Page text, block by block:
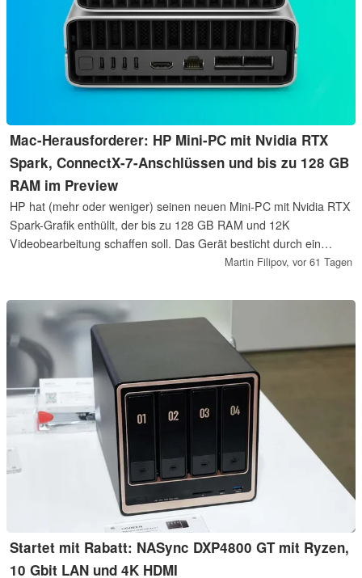
Mac-Herausforderer: HP Mini-PC mit Nvidia RTX
Spark, ConnectX-7-Anschlüssen und bis zu 128 GB
RAM im Preview
HP hat (mehr oder weniger) seinen neuen Mini-PC mit Nvidia RTX
Spark-Grafik enthüllt, der bis zu 128 GB RAM und 12K
Videobearbeitung schaffen soll. Das Gerät besticht durch ein
mutiges Design und professionelle ConnectX-7-Anschlüsse (wobei
schaffen). Die größte Überraschung ist jedoch, dass HPs RTX
Spark-Mini-PC scheinbar noch gar keinen Namen hat.
Martin Filipov, vor 61 Tagen
Startet mit Rabatt: NASync DXP4800 GT mit Ryzen,
10 Gbit LAN und 4K HDMI